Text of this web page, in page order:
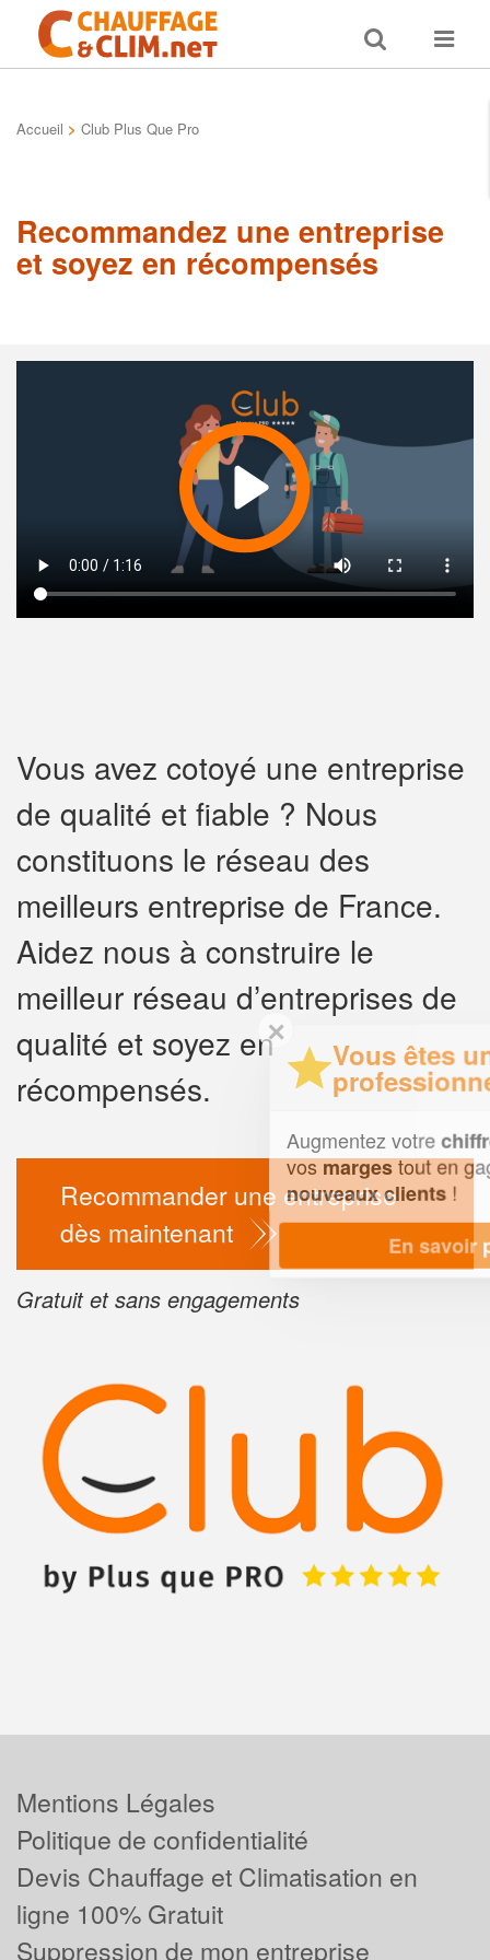
Toggle
search
Toggle
Accueil > Club Plus Que Pro
Recommandez une entreprise
et soyez en récompensés
Vous avez cotoyé une entreprise
de qualité et fiable ? Nous
constituons le réseau des
meilleurs entreprise de France.
Aidez nous à construire le
meilleur réseau d’entreprises de
qualité et soyez en
récompensés.
Recommander une entreprise
dès maintenant
Gratuit et sans engagements
✕
Vous êtes un
professionnel ?
Augmentez votrechiffre d'affaireset
vosmargestout en gagnant de
nouveaux clients!
En savoir plus
Mentions Légales
Politique de confidentialité
Devis Chauffage et Climatisation en
ligne 100% Gratuit
Suppression de mon entreprise